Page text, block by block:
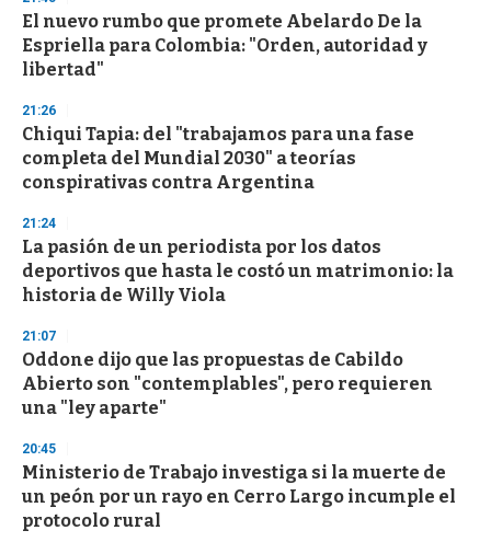
s
o
f
3
s
e
c
o
n
El nuevo rumbo que promete Abelardo De la
Espriella para Colombia: "Orden, autoridad y
libertad"
21:26
Chiqui Tapia: del "trabajamos para una fase
completa del Mundial 2030" a teorías
conspirativas contra Argentina
21:24
La pasión de un periodista por los datos
deportivos que hasta le costó un matrimonio: la
historia de Willy Viola
21:07
Oddone dijo que las propuestas de Cabildo
Abierto son "contemplables", pero requieren
una "ley aparte"
20:45
Ministerio de Trabajo investiga si la muerte de
un peón por un rayo en Cerro Largo incumple el
protocolo rural